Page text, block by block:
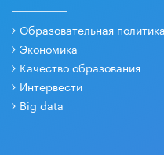
Образовательная политика
Экономика
Качество образования
Интервести
Big data